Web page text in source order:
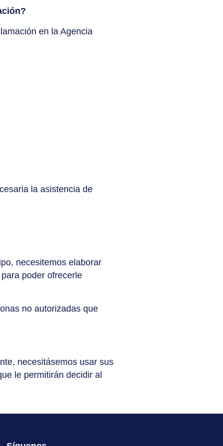
en la Agencia
la asistencia de
necesitemos elaborar
poder ofrecerle
no autorizadas que
necesitásemos usar sus
le permitirán decidir al